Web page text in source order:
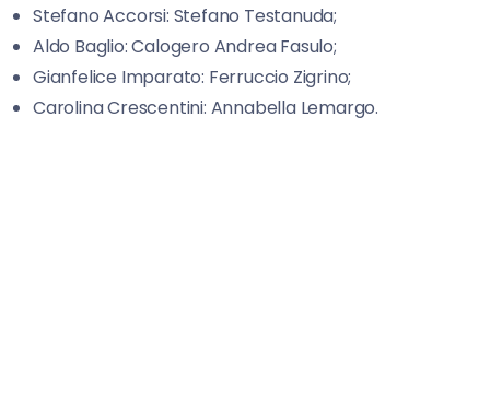
Stefano Accorsi: Stefano Testanuda;
Aldo Baglio: Calogero Andrea Fasulo;
Gianfelice Imparato: Ferruccio Zigrino;
Carolina Crescentini: Annabella Lemargo.